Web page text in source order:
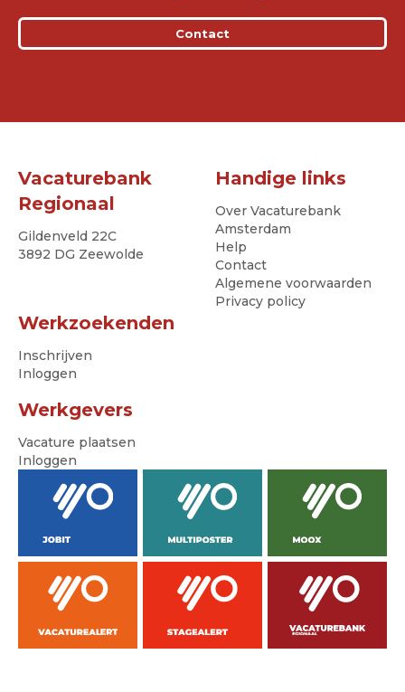
Contact
Vacaturebank
Regionaal
Gildenveld 22C
3892 DG Zeewolde
Handige links
Over Vacaturebank
Amsterdam
Help
Contact
Algemene voorwaarden
Privacy policy
Werkzoekenden
Inschrijven
Inloggen
Werkgevers
Vacature plaatsen
Inloggen